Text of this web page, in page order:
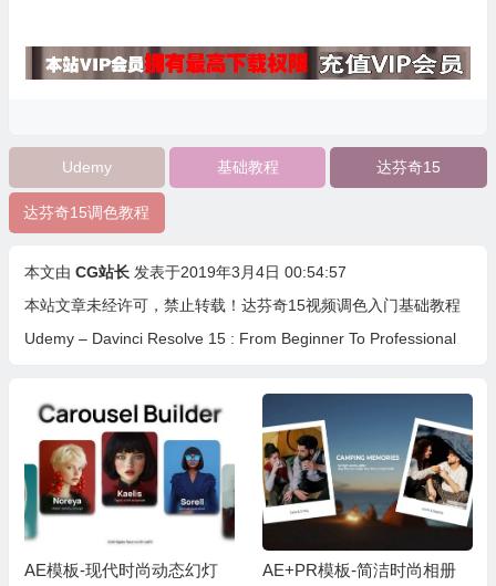
Udemy 基础教程 达芬奇15
达芬奇15调色教程
本文由 CG站长 发表于2019年3月4日 00:54:57
本站文章未经许可，禁止转载！ 达芬奇15视频调色入门基础教程
Udemy – Davinci Resolve 15 : From Beginner To Professional
AE模板-现代时尚动态幻灯
AE+PR模板-简洁时尚相册